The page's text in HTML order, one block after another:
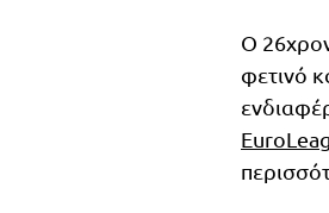
Ο
φετινό